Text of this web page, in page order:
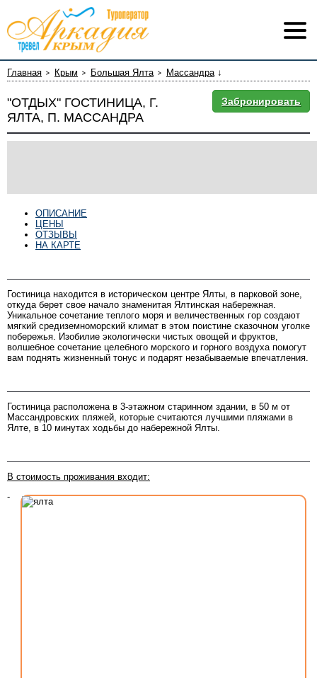
Главная Крым Большая Ялта Массандра↓
Забронировать
"ОТДЫХ" ГОСТИНИЦА, Г.
ЯЛТА, П. МАССАНДРА
ОПИСАНИЕ
ЦЕНЫ
ОТЗЫВЫ
НА КАРТЕ
Гостиница находится в историческом центре Ялты, в парковой зоне,
откуда берет свое начало знаменитая Ялтинская набережная.
Уникальное сочетание теплого моря и величественных гор создают
мягкий средиземноморский климат в этом поистине сказочном уголке
побережья. Изобилие экологически чистых овощей и фруктов,
волшебное сочетание целебного морского и горного воздуха помогут
вам поднять жизненный тонус и подарят незабываемые впечатления.
Гостиница расположена в 3-этажном старинном здании, в 50 м от
Массандровских пляжей, которые считаются лучшими пляжами в
Ялте, в 10 минутах ходьбы до набережной Ялты.
В стоимость проживания входит:
-